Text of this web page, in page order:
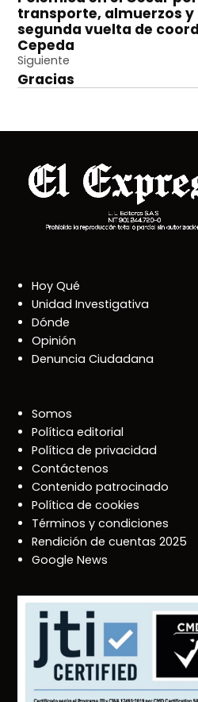
de
entradas
transporte, almuerzos
segunda vuelta de
Cepeda
Siguiente
Gracias
Hoy Qué
Unidad Investigativa
Dónde
Opinión
Denuncia Ciudadana
Somos
Política editorial
Política de privacidad
Contáctenos
Contenido patrocinado
Política de cookies
Términos y condiciones
Rendición de cuentas 2025
Google News